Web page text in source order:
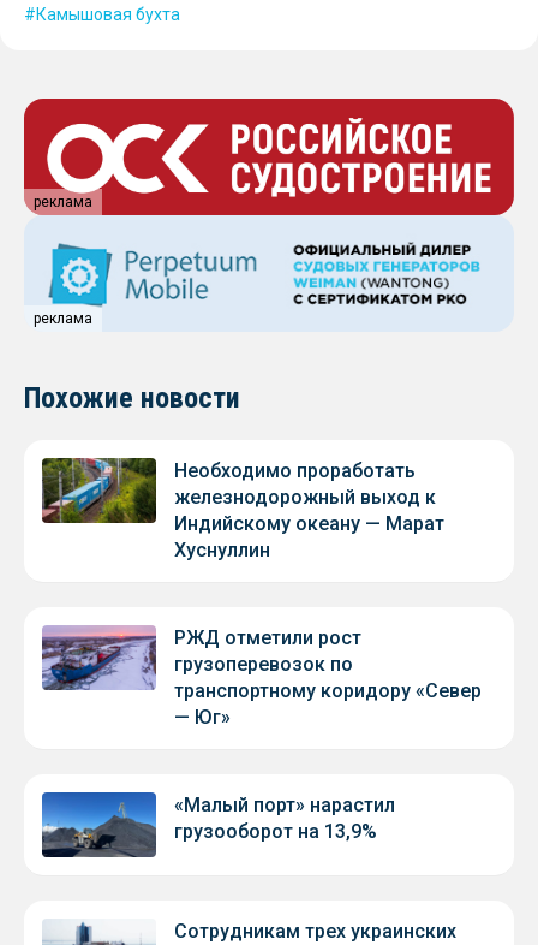
Камышовая бухта
реклама
реклама
Похожие новости
Необходимо проработать
железнодорожный выход к
Индийскому океану — Марат
Хуснуллин
РЖД отметили рост
грузоперевозок по
транспортному коридору «Север
— Юг»
«Малый порт» нарастил
грузооборот на 13,9%
Сотрудникам трех украинских